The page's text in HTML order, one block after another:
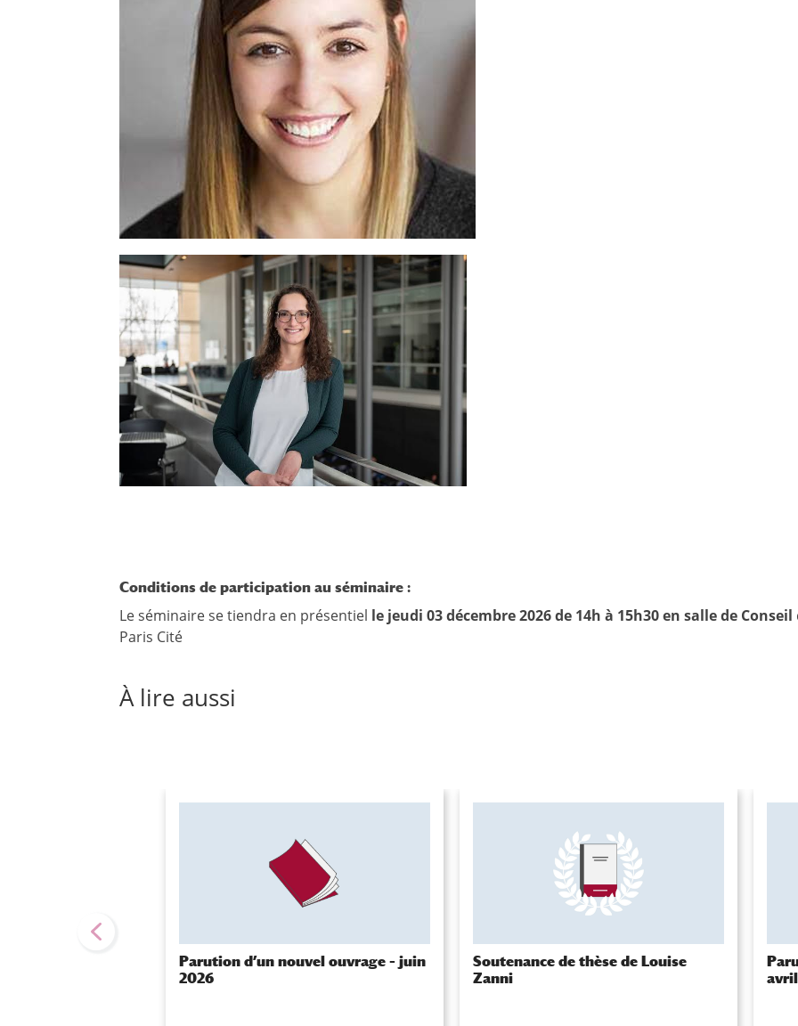
Conditions de participation au séminaire :
Le séminaire se tiendra en présentiel le jeudi 03 décembre 2026 de 14h à 15h30 en salle de Conseil
Paris Cité
Àlire aussi
Parution d’un nouvel ouvrage – juin
2026
Soutenance de thèse de Louise
Zanni